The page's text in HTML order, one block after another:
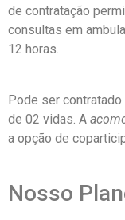
de contratação
consultas em
12 horas.
Pode ser
de 02 vidas. A
a opção de
Nosso